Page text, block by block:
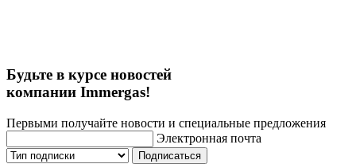
Будьте в курсе новостей
компании Immergas!
Первыми получайте новости и специальные предложения
Электронная почта
Подписаться